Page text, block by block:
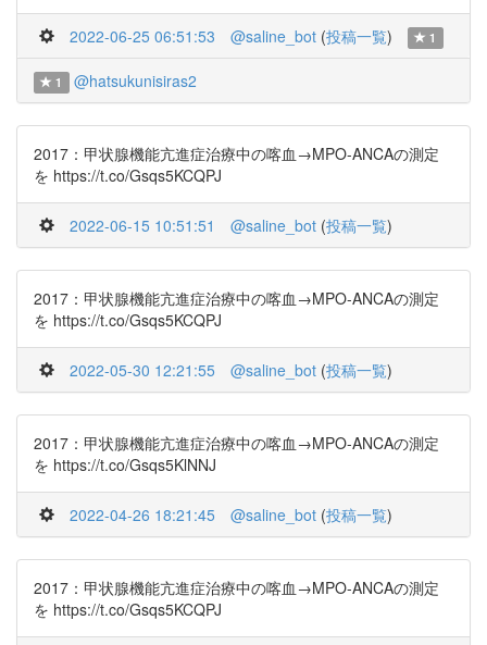
2022-06-25 06:51:53 @saline_bot (投稿一覧) 1
1 @hatsukunisiras2
2017：甲状腺機能亢進症治療中の喀血→MPO-ANCAの測定
を https://t.co/Gsqs5KCQPJ
2022-06-15 10:51:51 @saline_bot (投稿一覧)
2017：甲状腺機能亢進症治療中の喀血→MPO-ANCAの測定
を https://t.co/Gsqs5KCQPJ
2022-05-30 12:21:55 @saline_bot (投稿一覧)
2017：甲状腺機能亢進症治療中の喀血→MPO-ANCAの測定
を https://t.co/Gsqs5KlNNJ
2022-04-26 18:21:45 @saline_bot (投稿一覧)
2017：甲状腺機能亢進症治療中の喀血→MPO-ANCAの測定
を https://t.co/Gsqs5KCQPJ